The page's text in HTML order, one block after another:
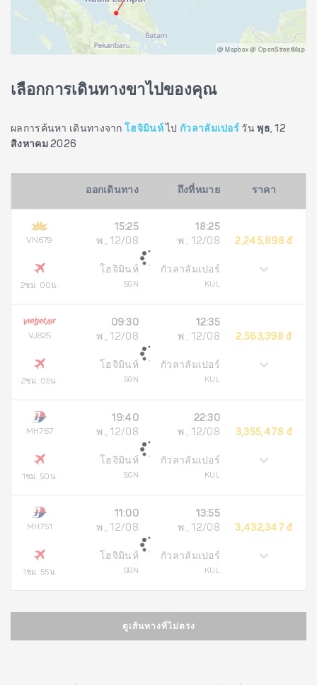
@ Mapbox @ OpenStreetMap
เลือกการเดินทางขาไปของคุณ
ผลการค้นหา เดินทางจาก โฮจิมินห์ไป กัวลาลัมเปอร์ วันพุธ, 12
สิงหาคม 2026
ออกเดินทาง ถึงที่หมาย ราคา
VN679
2ชม. 00น.
15:25
พ., 12/08
โฮจิมินห์
SGN
18:25
พ., 12/08
กัวลาลัมเปอร์
KUL
2,245,898 đ
VJ825
2ชม. 05น.
09:30
พ., 12/08
โฮจิมินห์
SGN
12:35
พ., 12/08
กัวลาลัมเปอร์
KUL
2,563,398 đ
MH767
1ชม. 50น.
19:40
พ., 12/08
โฮจิมินห์
SGN
22:30
พ., 12/08
กัวลาลัมเปอร์
KUL
3,355,478 đ
MH751
1ชม. 55น.
11:00
พ., 12/08
โฮจิมินห์
SGN
13:55
พ., 12/08
กัวลาลัมเปอร์
KUL
3,432,347 đ
ดูเส้นทางที่ไม่ตรง